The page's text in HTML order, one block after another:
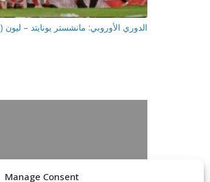
Manage Consent
الدوري الأوروبي: مانشستر يونايتد – ليون (5-4) – ملخص الفيديو